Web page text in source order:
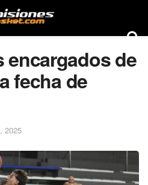
encargados de
fecha de
2025